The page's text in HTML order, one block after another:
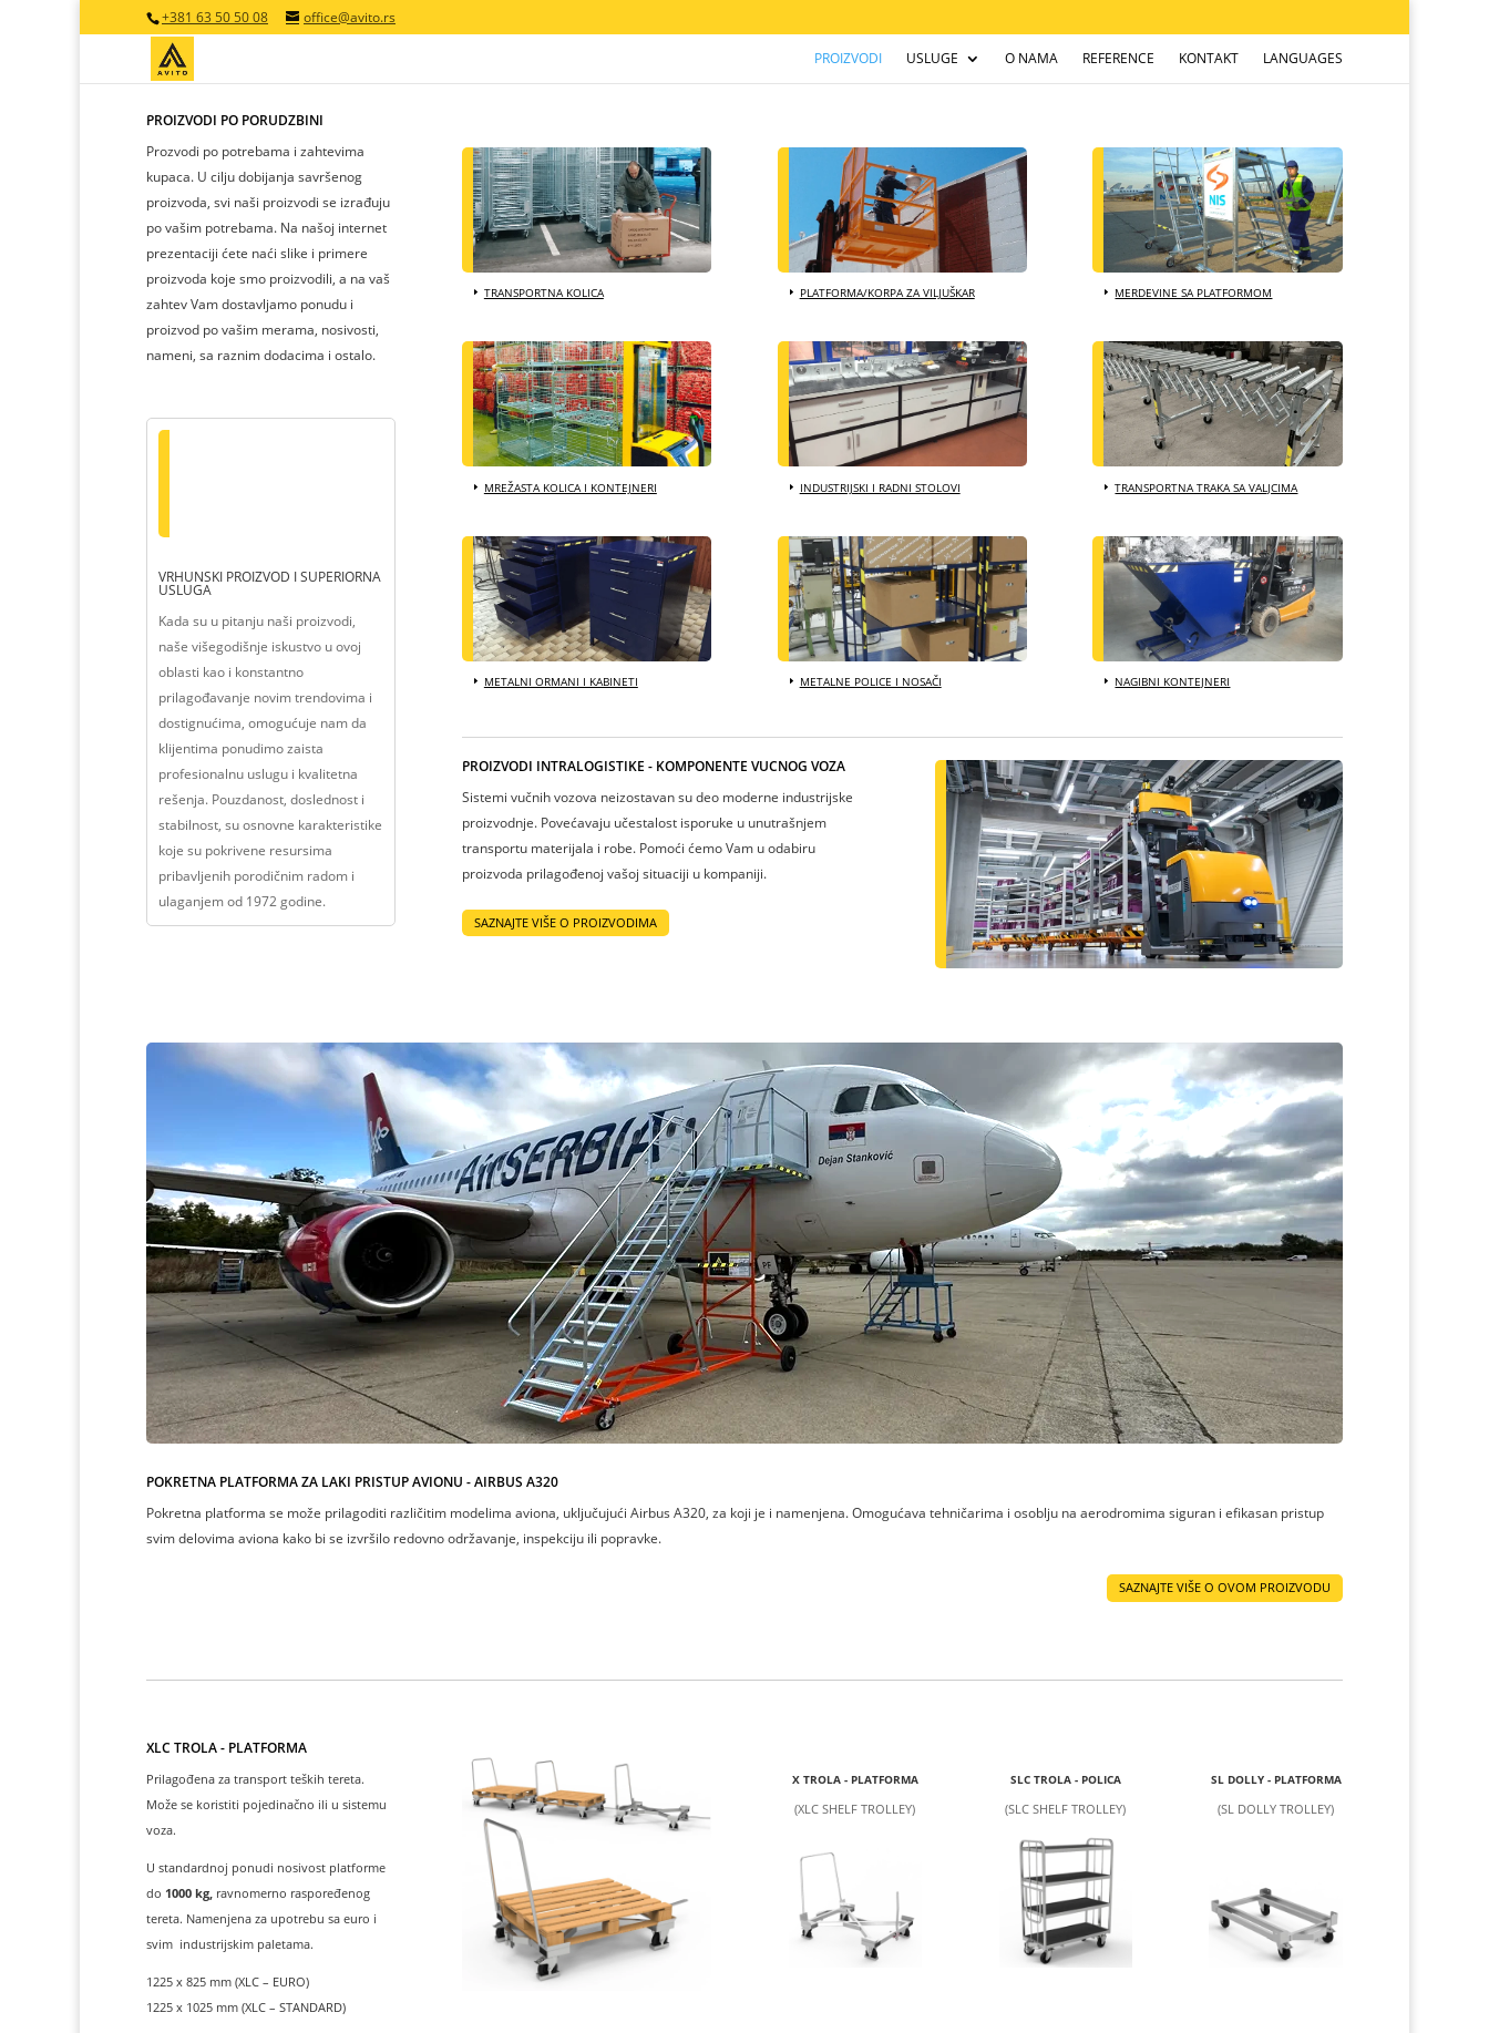
+381 63 50 50 08 office@avito.rs
PROIZVODI USLUGE O NAMA REFERENCE KONTAKT LANGUAGES
PROIZVODI PO PORUDŽBINI
Prozvodi po potrebama i zahtevima
kupaca. U cilju dobijanja savršenog
proizvoda, svi naši proizvodi se izrađuju
po vašim potrebama. Na našoj internet
prezentaciji ćete naći slike i primere
proizvoda koje smo proizvodili, a na vaš
zahtev Vam dostavljamo ponudu i
proizvod po vašim merama, nosivosti,
nameni, sa raznim dodacima i ostalo.
VRHUNSKI PROIZVOD I SUPERIORNA
USLUGA
Kada su u pitanju naši proizvodi,
naše višegodišnje iskustvo u ovoj
oblasti kao i konstantno
prilagođavanje novim trendovima i
dostignućima, omogućuje nam da
klijentima ponudimo zaista
profesionalnu uslugu i kvalitetna
rešenja. Pouzdanost, doslednost i
stabilnost, su osnovne karakteristike
koje su pokrivene resursima
pribavljenih porodičnim radom i
ulaganjem od 1972 godine.
TRANSPORTNA KOLICA
MREŽASTA KOLICA I KONTEJNERI
PLATFORMA/KORPA ZA VILJUŠKAR
INDUSTRIJSKI I RADNI STOLOVI
MERDEVINE SA PLATFORMOM
TRANSPORTNA TRAKA SA VALJCIMA
METALNI ORMANI I KABINETI METALNE POLICE I NOSAČI NAGIBNI KONTEJNERI
PROIZVODI INTRALOGISTIKE - KOMPONENTE VUČNOG VOZA
Sistemi vučnih vozova neizostavan su deo moderne industrijske
proizvodnje. Povećavaju učestalost isporuke u unutrašnjem
transportu materijala i robe. Pomoći ćemo Vam u odabiru
proizvoda prilagođenoj vašoj situaciji u kompaniji.
SAZNAJTE VIŠE O PROIZVODIMA
POKRETNA PLATFORMA ZA LAKI PRISTUP AVIONU - AIRBUS A320
Pokretna platforma se može prilagoditi različitim modelima aviona, uključujući Airbus A320, za koji je i namenjena. Omogućava tehničarima i osoblju na aerodromima siguran i efikasan pristup
svim delovima aviona kako bi se izvršilo redovno održavanje, inspekciju ili popravke.
SAZNAJTE VIŠE O OVOM PROIZVODU
XLC TROLA - PLATFORMA
Prilagođena za transport teških tereta.
Može se koristiti pojedinačno ili u sistemu
voza.
U standardnoj ponudi nosivost platforme
do 1000 kg, ravnomerno raspoređenog
tereta. Namenjena za upotrebu sa euro i
svim industrijskim paletama.
1225 x 825 mm (XLC – EURO)
1225 x 1025 mm (XLC – STANDARD)
X TROLA - PLATFORMA
(XLC SHELF TROLLEY)
SLC TROLA - POLICA
(SLC SHELF TROLLEY)
SL DOLLY - PLATFORMA
(SL DOLLY TROLLEY)